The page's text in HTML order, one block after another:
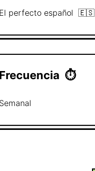
El perfecto español 🇪🇸
Frecuencia ⏱
Semanal